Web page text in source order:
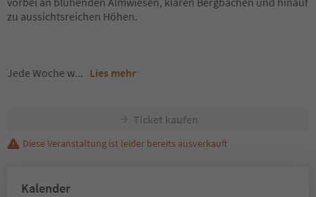
zu aussichtsreichen Höhen.
Jede Woche w... Lies mehr
Ticket kaufen
Diese Veranstaltung ist leider bereits ausverkauft
Kalender